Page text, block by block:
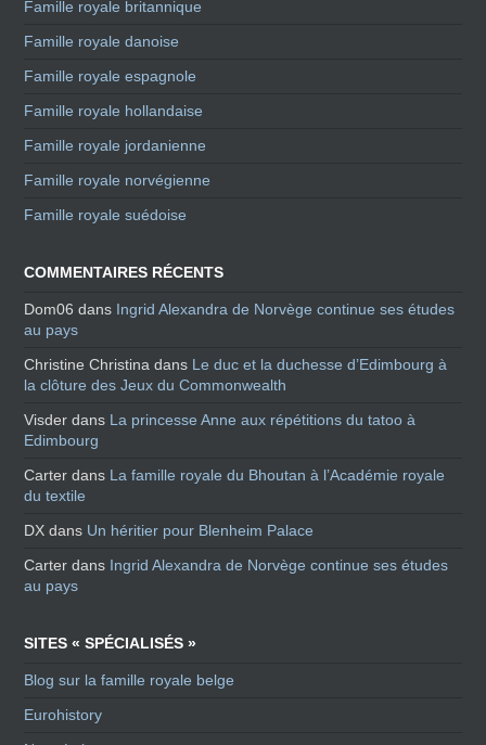
Famille royale britannique
Famille royale danoise
Famille royale espagnole
Famille royale hollandaise
Famille royale jordanienne
Famille royale norvégienne
Famille royale suédoise
COMMENTAIRES RÉCENTS
Dom06 dans Ingrid Alexandra de Norvège continue ses études
au pays
Christine Christina dans Le duc et la duchesse d’Edimbourg à
la clôture des Jeux du Commonwealth
Visder dans La princesse Anne aux répétitions du tatoo à
Edimbourg
Carter dans La famille royale du Bhoutan à l’Académie royale
du textile
DX dans Un héritier pour Blenheim Palace
Carter dans Ingrid Alexandra de Norvège continue ses études
au pays
SITES « SPÉCIALISÉS »
Blog sur la famille royale belge
Eurohistory